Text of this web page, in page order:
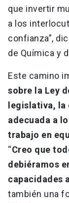
que invertir
a los
confianza”,
de Química y
Este camino
sobre la Ley
legislativa,
adecuada a
trabajo en
“Creo que
debiéramos
capacidades
también una